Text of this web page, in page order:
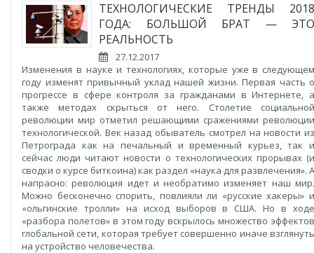
ТЕХНОЛОГИЧЕСКИЕ ТРЕНДЫ 2018
ГОДА: БОЛЬШОЙ БРАТ — ЭТО
РЕАЛЬНОСТЬ
27.12.2017
Изменения в науке и технологиях, которые уже в следующем
году изменят привычный уклад нашей жизни. Первая часть о
прогрессе в сфере контроля за гражданами в Интернете, а
также методах скрыться от него. Столетие социальной
революции мир отметил решающими сражениями революции
технологической. Век назад обыватель смотрел на новости из
Петрограда как на печальный и временный курьез, так и
сейчас люди читают новости о технологических прорывах (и
сводки о курсе биткоина) как раздел «наука для развлечения». А
напрасно: революция идет и необратимо изменяет наш мир.
Можно бесконечно спорить, повлияли ли «русские хакеры» и
«ольгинские тролли» на исход выборов в США. Но в ходе
«разбора полетов» в этом году вскрылось множество эффектов
глобальной сети, которая требует совершенно иначе взглянуть
на устройство человечества.